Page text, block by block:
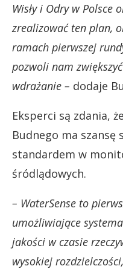
Wisły i Odry w Polsce
zrealizować ten plan,
ramach pierwszej
pozwoli nam
wdrażanie – dodaje
Eksperci są zdania,
Budnego ma szansę
standardem w
śródlądowych.
– WaterSense to
umożliwiające
jakości w czasie
wysokiej